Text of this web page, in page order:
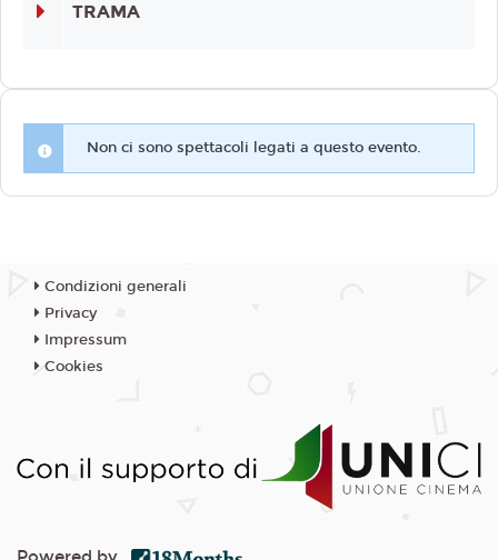
TRAMA
Non ci sono spettacoli legati a questo evento.
Condizioni generali
Privacy
Impressum
Cookies